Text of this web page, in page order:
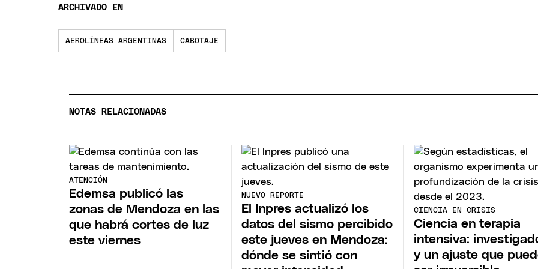
ARCHIVADO EN
AEROLÍNEAS ARGENTINAS CABOTAJE
NOTAS RELACIONADAS
ATENCIÓN
Edemsa publicó las
zonas de Mendoza en las
que habrá cortes de luz
este viernes
NUEVO REPORTE
El Inpres actualizó los
datos del sismo percibido
este jueves en Mendoza:
dónde se sintió con
CIENCIA EN CRISIS
Ciencia en terapia
intensiva:
y un ajuste que